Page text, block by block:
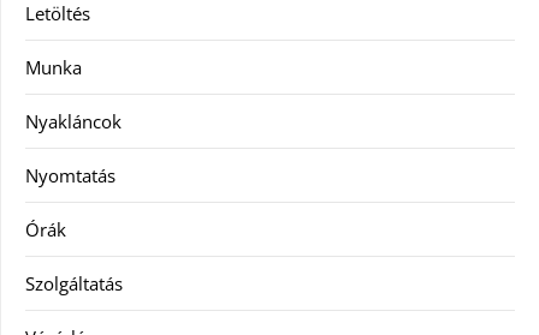
Letöltés
Munka
Nyakláncok
Nyomtatás
Órák
Szolgáltatás